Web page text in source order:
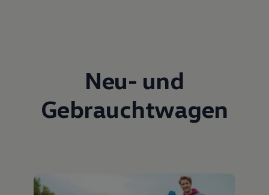
Neu- und
Gebrauchtwagen